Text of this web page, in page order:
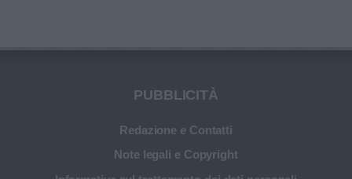
PUBBLICITÀ
Redazione e Contatti
Note legali e Copyright